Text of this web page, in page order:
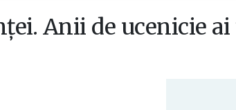
Anii de ucenicie